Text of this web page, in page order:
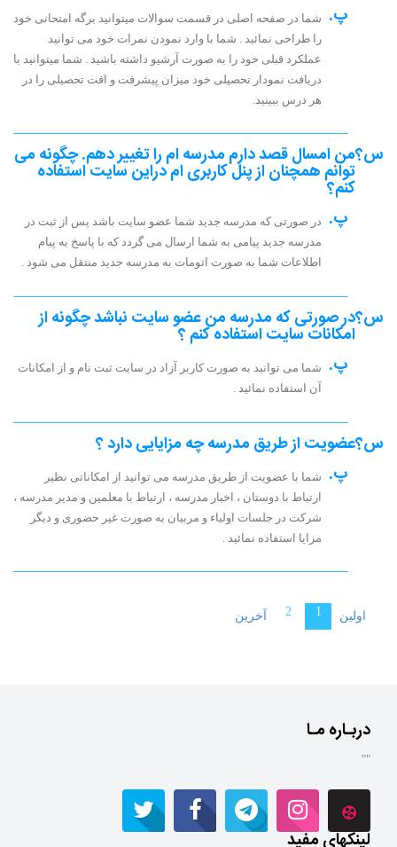
پ.
شما در صفحه اصلی در قسمت سوالات میتوانید برگه امتحانی خود
را طراحی نمائید . شما با وارد نمودن نمرات خود می توانید
عملکرد قبلی خود را به صورت آرشیو داشته باشید . شما میتوانید با
دریافت نمودار تحصیلی خود میزان پیشرفت و افت تحصیلی را در
هر درس ببینید.
س؟من امسال قصد دارم مدرسه ام را تغییر دهم. چگونه می
توانم همچنان از پنل کاربری ام دراین سایت استفاده
کنم؟
پ.
در صورتی که مدرسه جدید شما عضو سایت باشد پس از ثبت در
مدرسه جدید پیامی به شما ارسال می گردد که با پاسخ به پیام
اطلاعات شما به صورت اتومات به مدرسه جدید منتقل می شود .
س؟در صورتی که مدرسه من عضو سایت نباشد چگونه از
امکانات سایت استفاده کنم ؟
پ.
شما می توانید به صورت کاربر آزاد در سایت ثبت نام و از امکانات
آن استفاده نمائید .
س؟عضویت از طریق مدرسه چه مزایایی دارد ؟
پ.
شما با عضویت از طریق مدرسه می توانید از امکاناتی نظیر
ارتباط با دوستان ، اخبار مدرسه ، ارتباط با معلمین و مدیر مدرسه ،
شرکت در جلسات اولیاء و مربیان به صورت غیر حضوری و دیگر
مزایا استفاده نمائید .
اولین 1
2 آخرین
دربـاره مـا
""
لینکهای مفید